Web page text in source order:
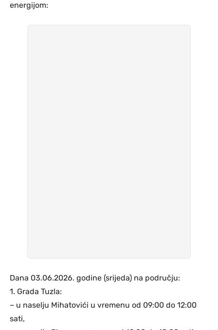
energijom:
Dana 03.06.2026. godine (srijeda) na području:
1. Grada Tuzla:
– u naselju Mihatovići u vremenu od 09:00 do 12:00
sati,